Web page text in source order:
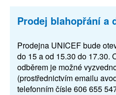
Prodej blahopřání a
Prodejna UNICEF bude
do 15 a od 15.30 do 17.30.
odběrem je možné
(prostřednictvím emailu
telefonním čísle 606 655